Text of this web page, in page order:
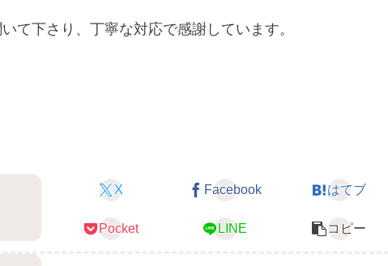
て下さり、丁寧な対応で感謝しています。
X Facebook はてブ
Pocket LINE コピー